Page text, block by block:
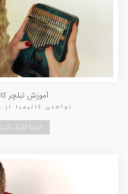
آموزش تبلچر
نواختن کالیمبا
اینجا کلیک